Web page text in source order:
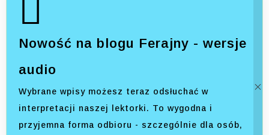
Nowość na blogu Ferajny - wersje
audio
Wybrane wpisy możesz teraz odsłuchać w
interpretacji naszej lektorki. To wygodna i
przyjemna forma odbioru - szczególnie dla osób,